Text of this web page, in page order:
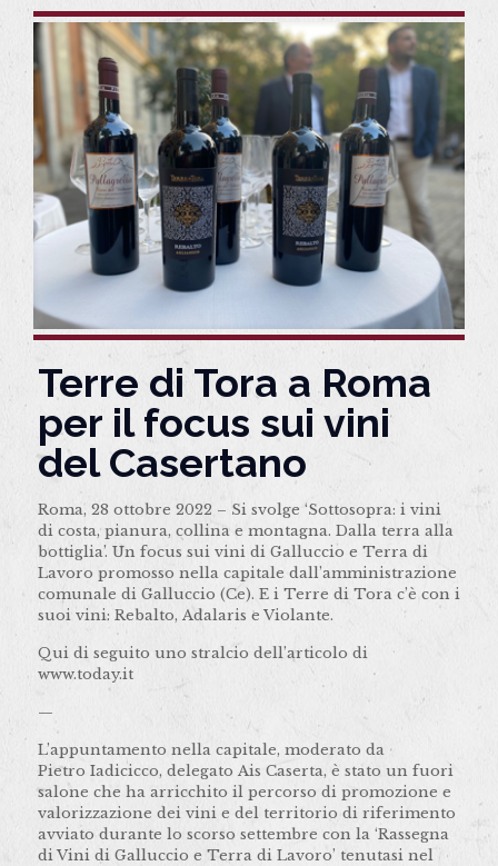
Terre di Tora a Roma
per il focus sui vini
del Casertano
Roma, 28 ottobre 2022 – Si svolge ‘Sottosopra: i vini
di costa, pianura, collina e montagna. Dalla terra alla
bottiglia’. Un focus sui vini di Galluccio e Terra di
Lavoro promosso nella capitale dall’amministrazione
comunale di Galluccio (Ce). E i Terre di Tora c’è con i
suoi vini: Rebalto, Adalaris e Violante.
Qui di seguito uno stralcio dell’articolo di
www.today.it
—
L’appuntamento nella capitale, moderato da
Pietro Iadicicco, delegato Ais Caserta, è stato un fuori
salone che ha arricchito il percorso di promozione e
valorizzazione dei vini e del territorio di riferimento
avviato durante lo scorso settembre con la ‘Rassegna
di Vini di Galluccio e Terra di Lavoro’ tenutasi nel